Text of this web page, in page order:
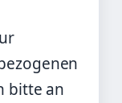
bitte an